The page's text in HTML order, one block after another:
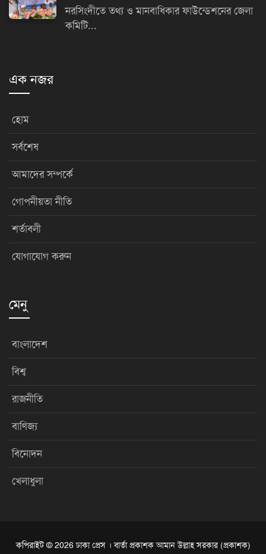
নরসিংদীতে তথ্য ও মানবাধিকার ফাউন্ডেশনের জেলা
কমিটি...
এক নজর
হোম
সর্বশেষ
আমাদের সম্পর্কে
গোপনীয়তা নীতি
শর্তাবলী
যোগাযোগ করুন
মেনু
বাংলাদেশ
বিশ্ব
রাজনীতি
বাণিজ্য
বিনোদন
খেলাধুলা
কপিরাইট © 2026 ঢাকা প্রেস । বার্তা প্রকাশক আমান উল্লাহ সরকার (প্রকাশক)